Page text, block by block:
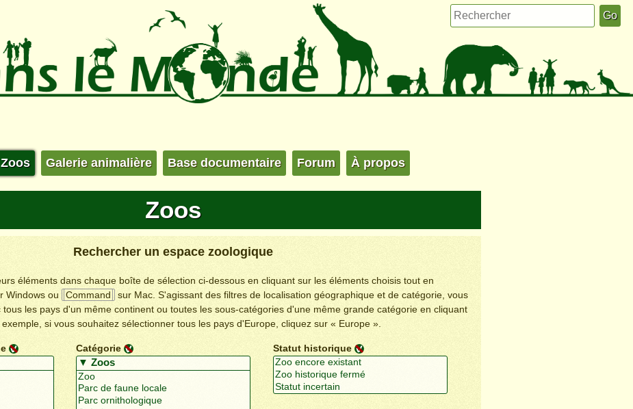
Zoos Galerie animalière Base documentaire Forum À propos
Zoos
Rechercher un espace zoologique
éléments dans chaque boîte de sélection ci-dessous en cliquant sur les éléments choisis tout en
Windows ou Command
sur Mac. S'agissant des filtres de localisation géographique et de catégorie, vous
les pays d'un même continent ou toutes les sous-catégories d'une même grande catégorie en cliquant
si vous souhaitez sélectionner tous les pays d'Europe, cliquez sur « Europe ».
Catégorie Statut historique